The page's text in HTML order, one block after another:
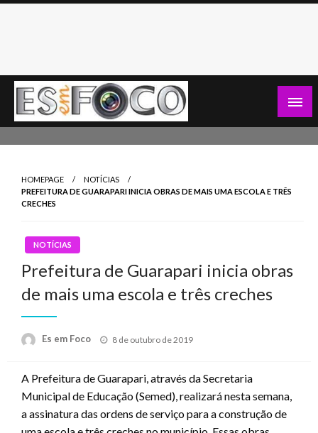
Skip
HOMEPAGE
NOTÍCIAS
PREFEITURA DE GUARAPARI INICIA OBRAS DE MAIS UMA ESCOLA E TRÊS
CRECHES
NOTÍCIAS
Prefeitura de Guarapari inicia obras
de mais uma escola e três creches
Es em Foco
Posted
8 de outubro de 2019
A Prefeitura de Guarapari, através da Secretaria
Municipal de Educação (Semed), realizará nesta semana,
a assinatura das ordens de serviço para a construção de